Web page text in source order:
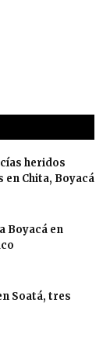
heridos
Chita, Boyacá
Boyacá en
Soatá, tres